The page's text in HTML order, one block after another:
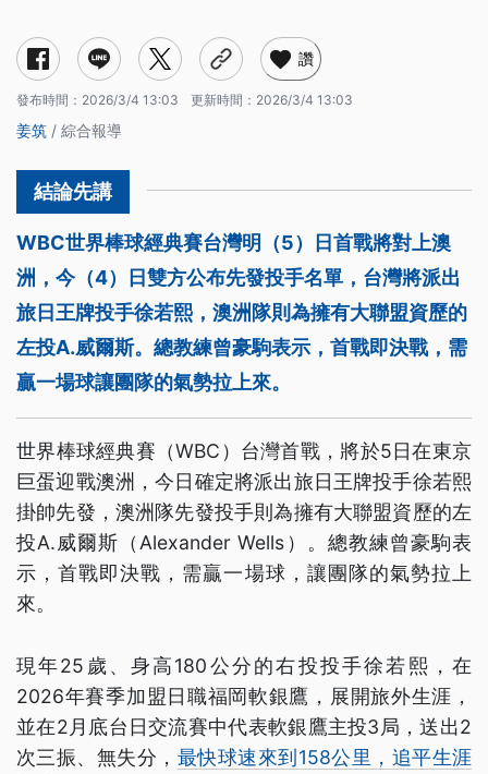
讚
發布時間： 2026/3/4 13:03 更新時間： 2026/3/4 13:03
姜筑 / 綜合報導
WBC世界棒球經典賽台灣明（5）日首戰將對上澳
洲，今（4）日雙方公布先發投手名單，台灣將派出
旅日王牌投手徐若熙，澳洲隊則為擁有大聯盟資歷的
左投A.威爾斯。總教練曾豪駒表示，首戰即決戰，需
贏一場球讓團隊的氣勢拉上來。
世界棒球經典賽（WBC）台灣首戰，將於5日在東京
巨蛋迎戰澳洲，今日確定將派出旅日王牌投手徐若熙
掛帥先發，澳洲隊先發投手則為擁有大聯盟資歷的左
投A.威爾斯（Alexander Wells）。總教練曾豪駒表
示，首戰即決戰，需贏一場球，讓團隊的氣勢拉上
來。
現年25歲、身高180公分的右投投手徐若熙，在
2026年賽季加盟日職福岡軟銀鷹，展開旅外生涯，
並在2月底台日交流賽中代表軟銀鷹主投3局，送出2
次三振、無失分， 最快球速來到158公里，追平生涯